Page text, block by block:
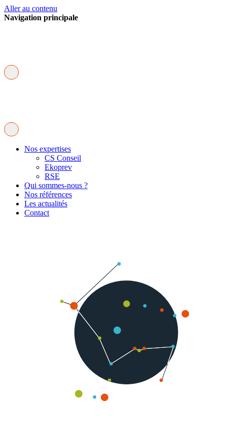
Aller au contenu
Navigation principale
Nos expertises
CS Conseil
Ekoprev
RSE
Qui sommes-nous ?
Nos références
Les actualités
Contact